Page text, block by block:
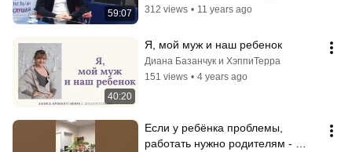
59:07
312 views • 11 years ago
40:20
Я, мой муж и наш ребенок
Диана Базанчук и ХэппиТерра
151 views • 4 years ago
Если у ребёнка проблемы,
работать нужно родителям -